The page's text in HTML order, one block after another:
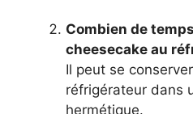
Combien de
cheesecake au
Il peut se
réfrigérateur dans
hermétique.